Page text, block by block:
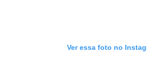
Ver essa foto no